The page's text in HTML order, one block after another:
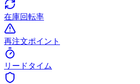
在庫回転率
再注文ポイント
リードタイム